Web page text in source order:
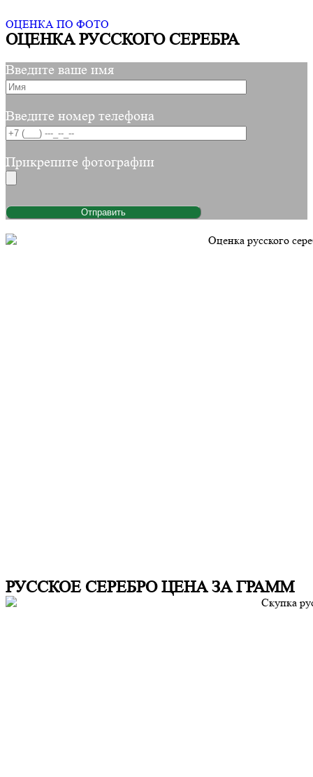
ОЦЕНКА ПО ФОТО
ОЦЕНКА РУССКОГО СЕРЕБРА
Введите ваше имя
Введите номер телефона
Прикрепите фотографии
РУССКОЕ СЕРЕБРО ЦЕНА ЗА ГРАММ